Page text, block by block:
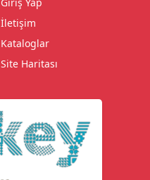
İletişim
Kataloglar
Site Haritası